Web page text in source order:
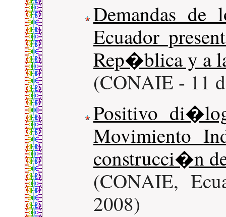
Demandas de
Ecuador
Rep�blica y a
(CONAIE - 11
Positivo
Movimiento
construcci�n
(CONAIE,
2008)